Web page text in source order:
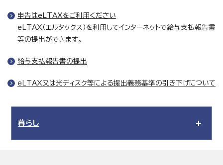
申告はeLTAXをご利用ください
eLTAX（エルタックス）を利用してインターネットで給与支払報告書
等の提出ができます。
給与支払報告書の提出
eLTAX又は光ディスク等による提出義務基準の引き下げについて
暮らし